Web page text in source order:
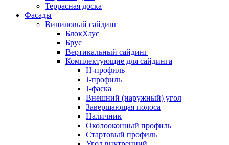
Террасная доска
Фасады
Виниловый сайдинг
БлокХаус
Брус
Вертикальный сайдинг
Комплектующие для сайдинга
H-профиль
J-профиль
J-фаска
Внешний (наружный) угол
Завершающая полоса
Наличник
Околооконный профиль
Стартовый профиль